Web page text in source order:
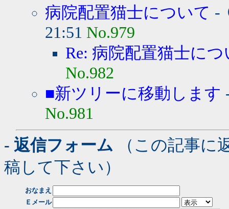
病院配置猫士について -
21:51 No.979
Re: 病院配置猫士に
No.982
■新ツリーに移動します
No.981
- 返信フォーム （この記事に
稿して下さい）
おなまえ
Ｅメール